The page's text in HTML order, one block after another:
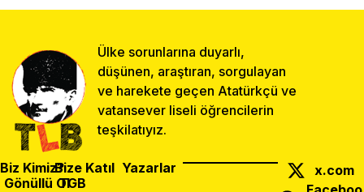
Ülke sorunlarına duyarlı,
düşünen, araştıran, sorgulayan
ve harekete geçen Atatürkçü ve
vatansever liseli öğrencilerin
teşkilatıyız.
Biz Kimiz?
Gönüllü Ol
Bize Katıl Yazarlar
TGB
x.com